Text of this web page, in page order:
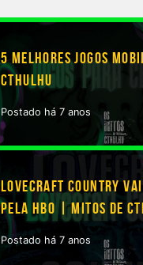
5 MELHORES JOGOS
CTHULHU
Postado há 7 anos
LOVECRAFT COUNTRY
PELA HBO | MITOS DE
Postado há 7 anos